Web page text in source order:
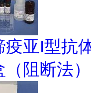
疫亚I型抗
阻断法）